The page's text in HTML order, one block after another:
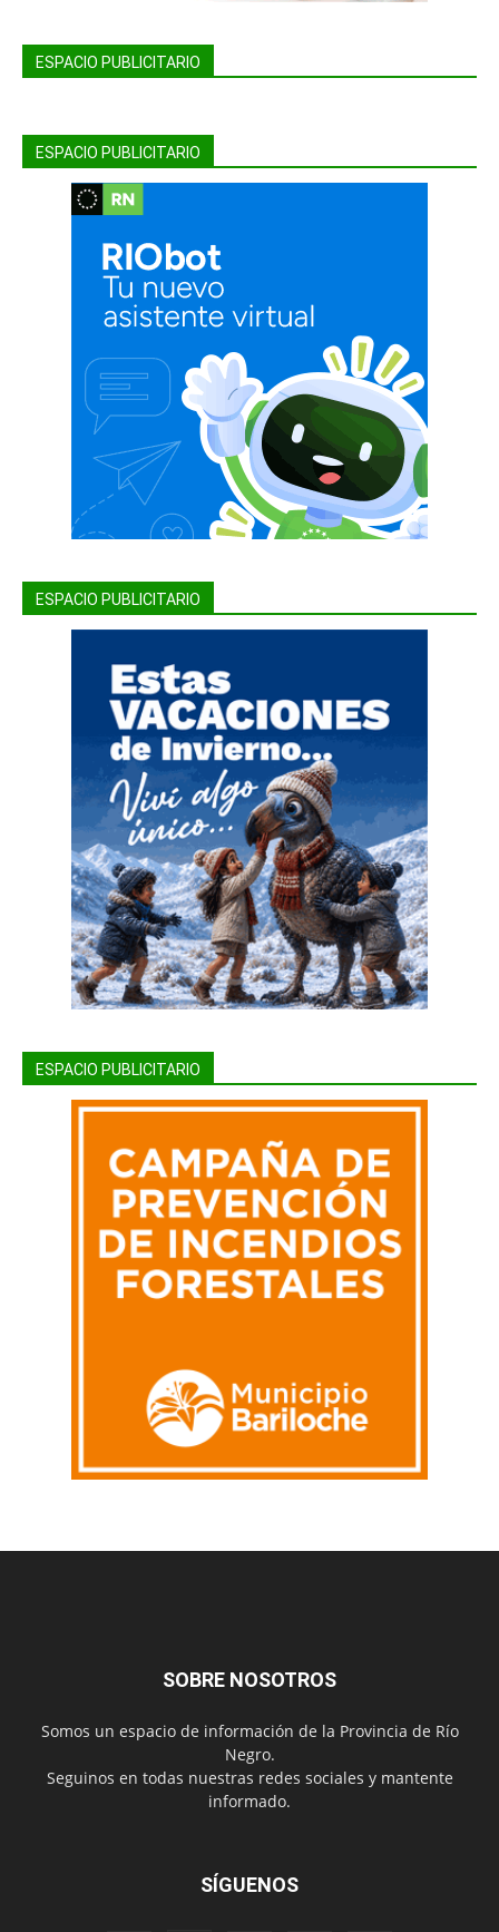
ESPACIO PUBLICITARIO
ESPACIO PUBLICITARIO
ESPACIO PUBLICITARIO
ESPACIO PUBLICITARIO
SOBRE NOSOTROS
Somos un espacio de información de la Provincia de Río
Negro.
Seguinos en todas nuestras redes sociales y mantente
informado.
SÍGUENOS